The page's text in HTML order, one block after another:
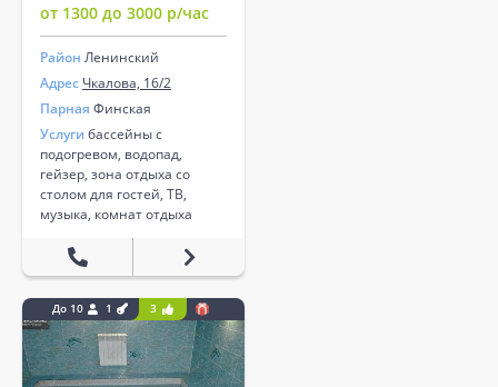
от 1300 до 3000 р/час
Район Ленинский
Адрес Чкалова, 16/2
Парная Финская
Услуги бассейны с
подогревом, водопад,
гейзер, зона отдыха со
столом для гостей, ТВ,
музыка, комнат отдыха
До 10 1 3